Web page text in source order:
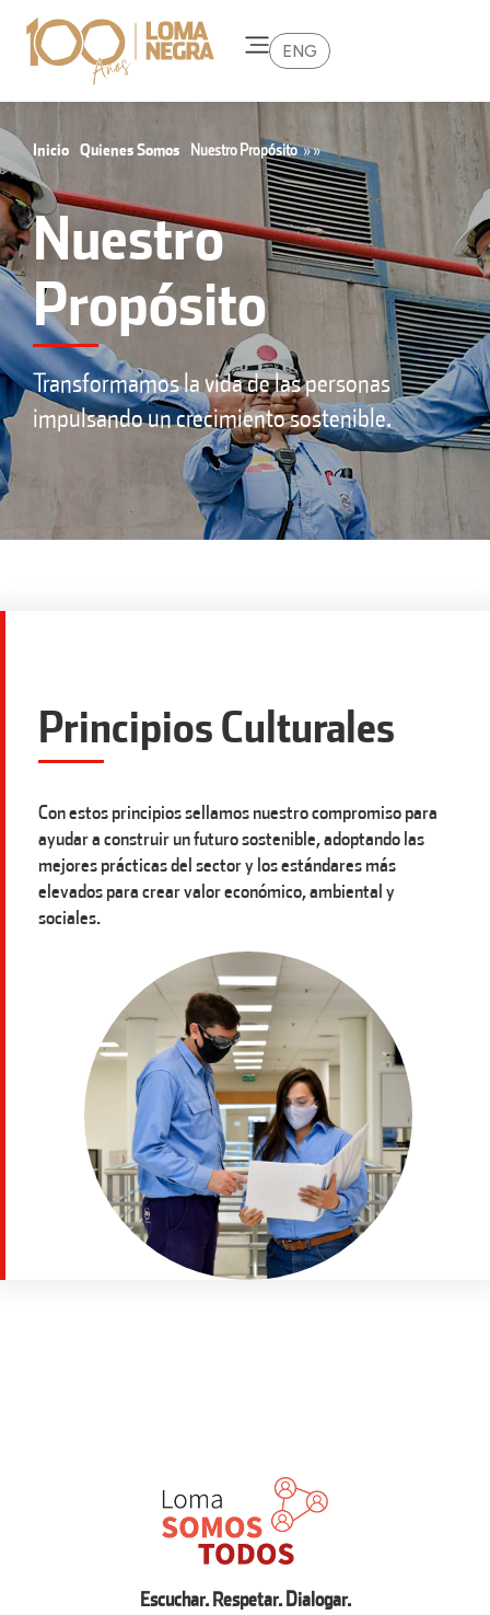
ENG
Inicio »
Quienes Somos »
Nuestro Propósito
Nuestro
Propósito
Transformamos la vida de las personas
impulsando un crecimiento sostenible.
Principios Culturales
Con estos principios sellamos nuestro compromiso para
ayudar a construir un futuro sostenible, adoptando las
mejores prácticas del sector y los estándares más
elevados para crear valor económico, ambiental y
sociales.
Escuchar. Respetar. Dialogar.